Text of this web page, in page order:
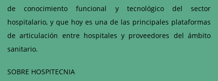
de conocimiento funcional y tecnológico del sector
hospitalario, y que hoy es una de las principales plataformas
de articulación entre hospitales y proveedores del ámbito
sanitario.
SOBRE HOSPITECNIA